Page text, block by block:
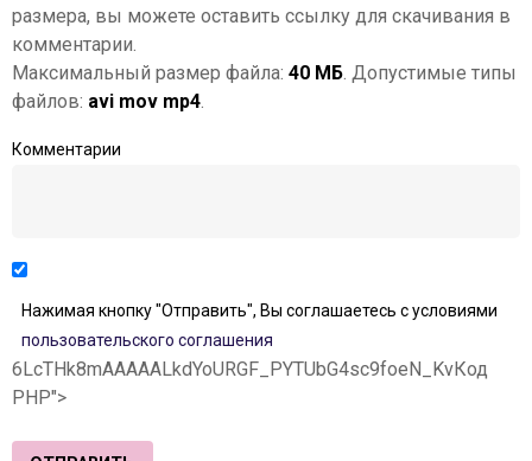
размера, вы можете оставить ссылку для скачивания в
комментарии.
Максимальный размер файла: 40 МБ. Допустимые типы
файлов: avi mov mp4.
Комментарии
Нажимая кнопку "Отправить", Вы соглашаетесь с условиями
пользовательского соглашения
6LcTHk8mAAAAALkdYoURGF_PYTUbG4sc9foeN_KvКод
PHP">